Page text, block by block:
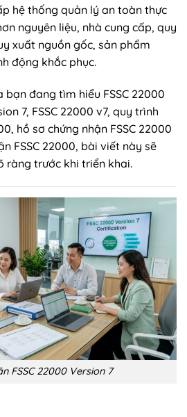
hệ thống quản lý an toàn thực
nguyên liệu, nhà cung cấp, quy
xuất nguồn gốc, sản phẩm
động khắc phục.
bạn đang tìm hiểu FSSC 22000
7, FSSC 22000 v7, quy trình
hồ sơ chứng nhận FSSC 22000
FSSC 22000, bài viết này sẽ
ràng trước khi triển khai.
FSSC 22000 Version 7